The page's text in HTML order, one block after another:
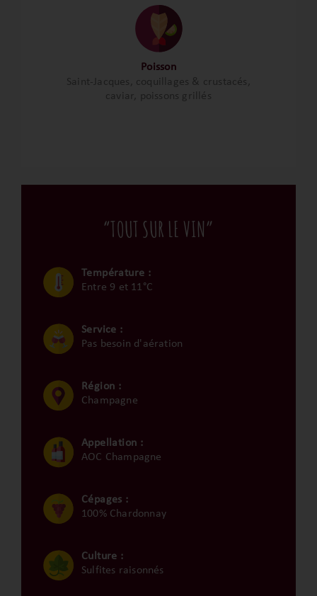
Poisson
Saint-Jacques, coquillages & crustacés,
caviar, poissons grillés
“TOUT SUR LE VIN”
Température :
Entre 9 et 11°C
Service :
Pas besoin d'aération
Région :
Champagne
Appellation :
AOC Champagne
Cépages :
100% Chardonnay
Culture :
Sulfites raisonnés